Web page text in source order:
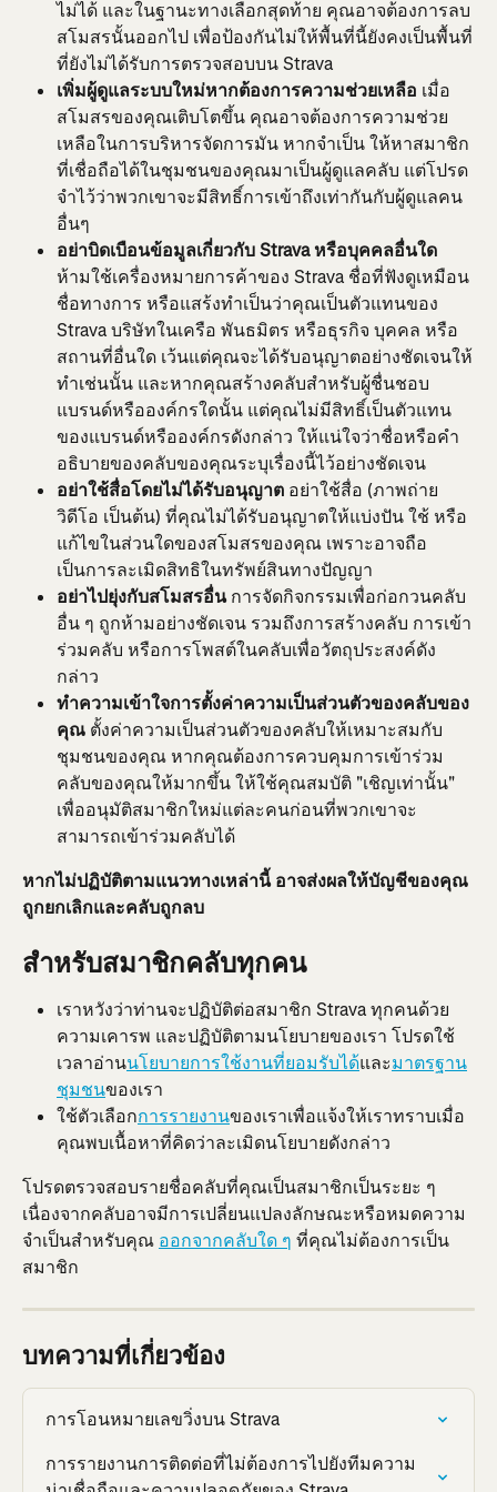
ไม่ได้ และในฐานะทางเลือกสุดท้าย คุณอาจต้องการลบ
สโมสรนั้นออกไป เพื่อป้องกันไม่ให้พื้นที่นี้ยังคงเป็นพื้นที่
ที่ยังไม่ได้รับการตรวจสอบบน Strava
เพิ่มผู้ดูแลระบบใหม่หากต้องการความช่วยเหลือ เมื่อ
สโมสรของคุณเติบโตขึ้น คุณอาจต้องการความช่วย
เหลือในการบริหารจัดการมัน หากจำเป็น ให้หาสมาชิก
ที่เชื่อถือได้ในชุมชนของคุณมาเป็นผู้ดูแลคลับ แต่โปรด
จำไว้ว่าพวกเขาจะมีสิทธิ์การเข้าถึงเท่ากันกับผู้ดูแลคน
อื่นๆ
อย่าบิดเบือนข้อมูลเกี่ยวกับ Strava หรือบุคคลอื่นใด
ห้ามใช้เครื่องหมายการค้าของ Strava ชื่อที่ฟังดูเหมือน
ชื่อทางการ หรือแสร้งทำเป็นว่าคุณเป็นตัวแทนของ
Strava บริษัทในเครือ พันธมิตร หรือธุรกิจ บุคคล หรือ
สถานที่อื่นใด เว้นแต่คุณจะได้รับอนุญาตอย่างชัดเจนให้
ทำเช่นนั้น และหากคุณสร้างคลับสำหรับผู้ชื่นชอบ
แบรนด์หรือองค์กรใดนั้น แต่คุณไม่มีสิทธิ์เป็นตัวแทน
ของแบรนด์หรือองค์กรดังกล่าว ให้แน่ใจว่าชื่อหรือคำ
อธิบายของคลับของคุณระบุเรื่องนี้ไว้อย่างชัดเจน
อย่าใช้สื่อโดยไม่ได้รับอนุญาต อย่าใช้สื่อ (ภาพถ่าย
วิดีโอ เป็นต้น) ที่คุณไม่ได้รับอนุญาตให้แบ่งปัน ใช้ หรือ
แก้ไขในส่วนใดของสโมสรของคุณ เพราะอาจถือ
เป็นการละเมิดสิทธิในทรัพย์สินทางปัญญา
อย่าไปยุ่งกับสโมสรอื่น การจัดกิจกรรมเพื่อก่อกวนคลับ
อื่น ๆ ถูกห้ามอย่างชัดเจน รวมถึงการสร้างคลับ การเข้า
ร่วมคลับ หรือการโพสต์ในคลับเพื่อวัตถุประสงค์ดัง
กล่าว
ทำความเข้าใจการตั้งค่าความเป็นส่วนตัวของคลับของ
คุณ ตั้งค่าความเป็นส่วนตัวของคลับให้เหมาะสมกับ
ชุมชนของคุณ หากคุณต้องการควบคุมการเข้าร่วม
คลับของคุณให้มากขึ้น ให้ใช้คุณสมบัติ "เชิญเท่านั้น"
เพื่ออนุมัติสมาชิกใหม่แต่ละคนก่อนที่พวกเขาจะ
สามารถเข้าร่วมคลับได้
หากไม่ปฏิบัติตามแนวทางเหล่านี้ อาจส่งผลให้บัญชีของคุณ
ถูกยกเลิกและคลับถูกลบ
สำหรับสมาชิกคลับทุกคน
เราหวังว่าท่านจะปฏิบัติต่อสมาชิก Strava ทุกคนด้วย
ความเคารพ และปฏิบัติตามนโยบายของเรา โปรดใช้
เวลาอ่านนโยบายการใช้งานที่ยอมรับได้และมาตรฐาน
ชุมชนของเรา
ใช้ตัวเลือกการรายงานของเราเพื่อแจ้งให้เราทราบเมื่อ
คุณพบเนื้อหาที่คิดว่าละเมิดนโยบายดังกล่าว
โปรดตรวจสอบรายชื่อคลับที่คุณเป็นสมาชิกเป็นระยะ ๆ
เนื่องจากคลับอาจมีการเปลี่ยนแปลงลักษณะหรือหมดความ
จำเป็นสำหรับคุณ ออกจากคลับใด ๆ ที่คุณไม่ต้องการเป็น
สมาชิก
บทความที่เกี่ยวข้อง
การโอนหมายเลขวิ่งบน Strava
การรายงานการติดต่อที่ไม่ต้องการไปยังทีมความ